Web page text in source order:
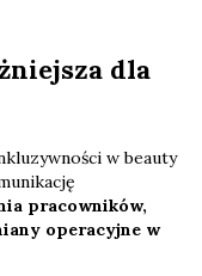
dla
w beauty
pracowników,
operacyjne w